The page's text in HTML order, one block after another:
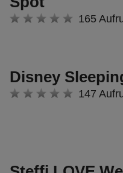
165
Disney
147